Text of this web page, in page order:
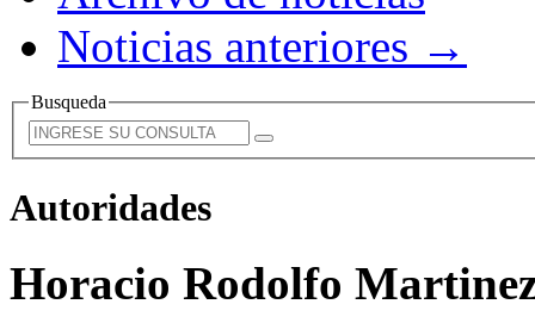
Noticias anteriores →
Busqueda
Autoridades
Horacio Rodolfo